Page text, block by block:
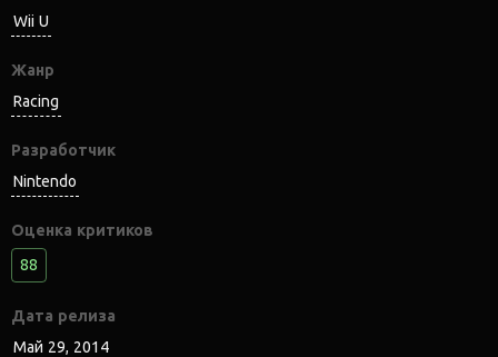
Wii U
Жанр
Racing
Разработчик
Nintendo
Оценка критиков
88
Дата релиза
Май 29, 2014